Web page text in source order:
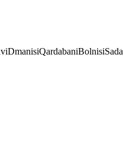
DmanisiQardabaniBolnisi